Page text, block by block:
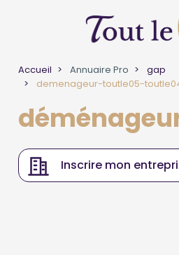
Accueil Annuaire Pro
gap
demenageur-toutle05-
Inscrire mon